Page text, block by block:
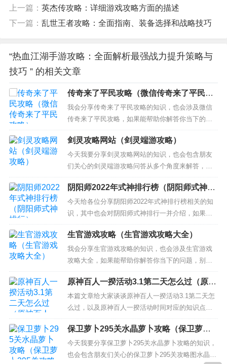
上一篇： 英杰传攻略：详细游戏攻略方面的描述
下一篇： 乱世王者攻略：全面指南、装备选择和战略技巧
“热血江湖手游攻略：全面解析最强战力提升策略与
技巧 ” 的相关文章
传奇来了平民攻略（微信传奇来了平民攻
略）
我会分享传奇来了平民攻略的知识，也会涉及微信
传奇来了平民攻略，如果能帮助你解答你当下的问
题，别忘记关注我们吧！ 本文目录一览： 1、《传
奇来了》新手攻略 如何获得橙装 2、传奇霸业手游
平民玩家怎么玩 平民玩法技巧 3、新传奇归来平民
怎么打装备 4、传奇怎么玩教程新手？ 5、热血传
奇...
剑灵攻略网站（剑灵端游攻略）
今天我要分享剑灵攻略网站的知识，也会包含朋友
们关心的剑灵端游攻略问答从多个角度来解答，我
希望能够解决你现在遇到的问题！ 本文目录一览：
1、剑灵副本攻略大全 剑灵副本攻略有哪些 2、war3
剑灵攻略 3、剑灵攻略 剑灵副本攻略大全 剑灵副本
攻略有哪些 1、蜘蛛巢穴是4人高级难度副本，出
现...
阴阳师2022年式神排行榜（阴阳师式神排
行）
今天给各位分享阴阳师2022年式神排行榜相关的知
识，其中也会对阴阳师式神排行一并介绍，如果能
碰巧解决你现在面临的问题，别忘了关注本站，现
在开始吧！ 本文目录一览： 1、阴阳师2023年式神
排行榜 2、阴阳师2022年十大顶级输出式神 3、202
2阴阳师最值得培养的式神 4、阴阳师式神排名...
生官游戏攻略（生官游戏攻略大全）
我会分享生官游戏攻略的知识，也会涉及生官游戏
攻略大全，如果能帮助你解答你当下的问题，别忘
记关注我们吧！ 本文目录一览： 1、古代人生升官
攻略 2、叫我官老爷攻略_《叫我官老爷》生娃小攻
略 3、官场人生攻略 4、全民当官游戏攻略 5、游戏
官场人生如何快速升官啊 古代人生升官攻略...
原神百人一揆活动3.1第二天怎么过（原神
百人一揆活动时间）
本篇文章给大家谈谈原神百人一揆活动3.1第二天怎
么过，以及原神百人一揆活动时间对应的知识点，
希望对各位有所帮助，不要忘了收藏本站喔。 本文
目录一览： 1、原神太威仪盘秘境怎么过 2、原神国
庆签到 3、原神太威仪盘秘境怎么过？ 4、《原神》
百人一揆第三关怎么打？百人一揆第三关2000分方
保卫萝卜295关水晶萝卜攻略（保卫萝卜2
95关攻略图水晶萝视频）
今天我要分享保卫萝卜295关水晶萝卜攻略的知识，
也会包含朋友们关心的保卫萝卜295关攻略图水晶萝